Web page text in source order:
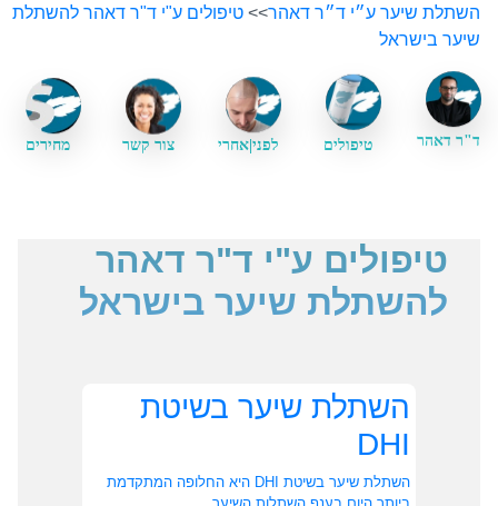
השתלת שיער ע״י ד״ר דאהר>> טיפולים ע"י ד"ר דאהר להשתלת
שיער בישראל
ד"ר דאהר טיפולים לפני|אחרי צור קשר מחירים
טיפולים ע"י ד"ר דאהר
להשתלת שיער בישראל
השתלת שיער בשיטת
DHI
השתלת שיער בשיטת DHI היא החלופה המתקדמת